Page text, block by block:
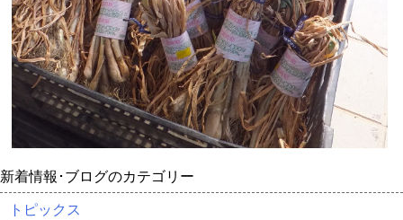
新着情報･ブログのカテゴリー
トピックス